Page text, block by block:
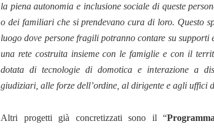
la piena autonomia e inclusione sociale di queste
o dei familiari che si prendevano cura di loro. Questo
luogo dove persone fragili potranno contare su
una rete costruita insieme con le famiglie e con il
dotata di tecnologie di domotica e interazione a
giudiziari, alle forze dell’ordine, al dirigente e agli uffici
Altri progetti già concretizzati sono il “